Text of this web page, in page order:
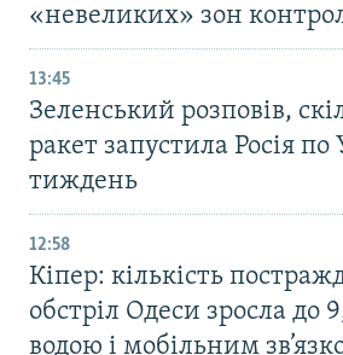
«невеликих» зон
13:45
Зеленський розповів,
ракет запустила Росія по
тиждень
12:58
Кіпер: кількість
обстріл Одеси зросла до
водою і мобільним